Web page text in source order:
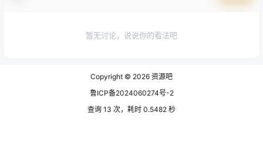
暂无讨论，说说你的看法吧
Copyright © 2026 资源吧
鲁ICP备2024060274号-2
查询 13 次，耗时 0.5482 秒